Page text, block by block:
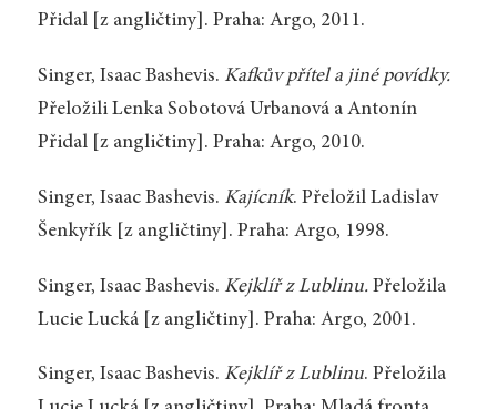
Přidal [z angličtiny]. Praha: Argo, 2011.
Singer, Isaac Bashevis. Kafkův přítel a jiné povídky.
Přeložili Lenka Sobotová Urbanová a Antonín
Přidal [z angličtiny]. Praha: Argo, 2010.
Singer, Isaac Bashevis. Kajícník. Přeložil Ladislav
Šenkyřík [z angličtiny]. Praha: Argo, 1998.
Singer, Isaac Bashevis. Kejklíř z Lublinu. Přeložila
Lucie Lucká [z angličtiny]. Praha: Argo, 2001.
Singer, Isaac Bashevis. Kejklíř z Lublinu. Přeložila